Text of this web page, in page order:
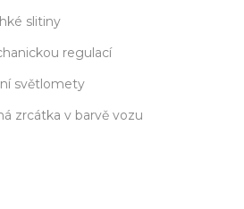
slitiny
regulací
světlomety
zrcátka v barvě vozu